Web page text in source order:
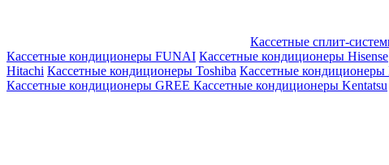
Кассетные сплит-
Кассетные кондиционеры FUNAI Кассетные кондиционеры Hisense
Hitachi Кассетные кондиционеры Toshiba Кассетные кондиционеры
Кассетные кондиционеры GREE Кассетные кондиционеры Kentatsu